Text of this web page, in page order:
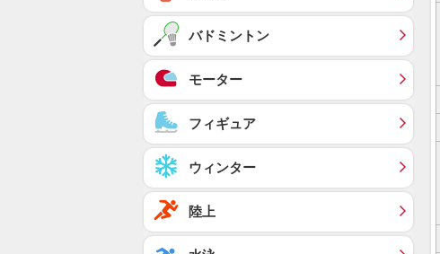
バドミントン
モーター
フィギュア
ウィンター
陸上